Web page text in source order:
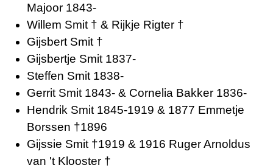
Majoor 1843-
Willem Smit † & Rijkje Rigter †
Gijsbert Smit †
Gijsbertje Smit 1837-
Steffen Smit 1838-
Gerrit Smit 1843- & Cornelia Bakker 1836-
Hendrik Smit 1845-1919 & 1877 Emmetje
Borssen †1896
Gijssie Smit †1919 & 1916 Ruger Arnoldus
van 't Klooster †